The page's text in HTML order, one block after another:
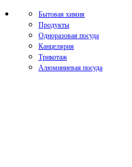
Бытовая химия
Продукты
Одноразовая посуда
Канцелярия
Трикотаж
Алюминиевая посуда